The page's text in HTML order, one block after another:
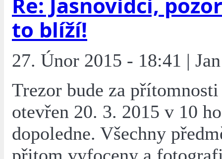
to blíží!
27. Únor 2015 - 18:41 |
Trezor bude za
otevřen 20. 3. 2015 v 10
dopoledne. Všechny